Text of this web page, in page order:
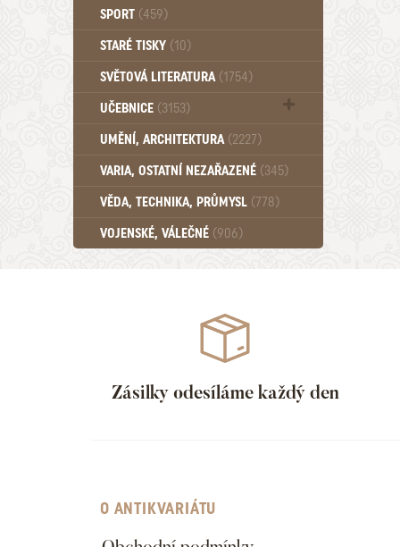
Pedagogika (191)
Psychologie a osobní rozvoj (761)
SPORT (459)
STARÉ TISKY (10)
SVĚTOVÁ LITERATURA (1754)
UČEBNICE (3153)
Učebnice - Jazykové (1297)
Učebnice - VŠ (259)
Učebnice - ZŠ (556)
Učebnice - Ostatní (499)
UMĚNÍ, ARCHITEKTURA (2227)
VARIA, OSTATNÍ NEZAŘAZENÉ (345)
VĚDA, TECHNIKA, PRŮMYSL (778)
VOJENSKÉ, VÁLEČNÉ (906)
Zásilky odesíláme každý den
O ANTIKVARIÁTU